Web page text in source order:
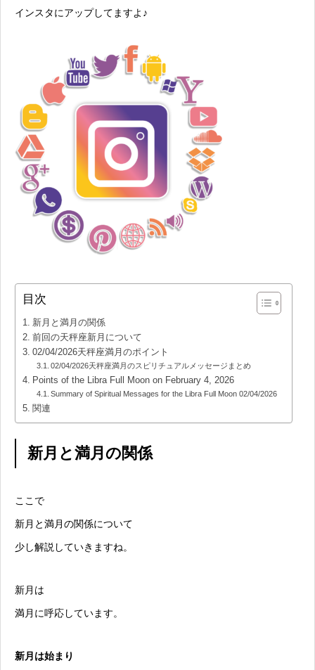
インスタにアップしてますよ♪
目次
新月と満月の関係
前回の天秤座新月について
02/04/2026天秤座満月のポイント
02/04/2026天秤座満月のスピリチュアルメッセージまとめ
Points of the Libra Full Moon on February 4, 2026
Summary of Spiritual Messages for the Libra Full Moon 02/04/2026
関連
新月と満月の関係
ここで
新月と満月の関係について
少し解説していきますね。
新月は
満月に呼応しています。
新月は始まり